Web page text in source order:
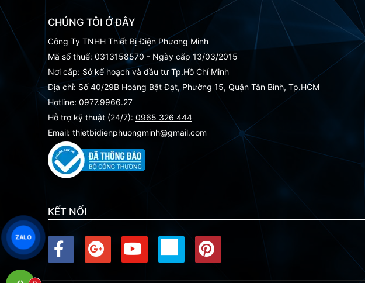
CHÚNG TÔI Ở ĐÂY
Công Ty TNHH Thiết Bị Điện Phương Minh
Mã số thuế: 0313158570 - Ngày cấp 13/03/2015
Nơi cấp: Sở kế hoạch và đầu tư Tp.Hồ Chí Minh
Địa chỉ: Số 40/29B Hoàng Bật Đạt, Phường 15, Quận Tân Bình, Tp.HCM
Hotline: 0977.9966.27
Hỗ trợ kỹ thuật (24/7): 0965 326 444
Email: thietbidienphuongminh@gmail.com
KẾT NỐI
ZALO